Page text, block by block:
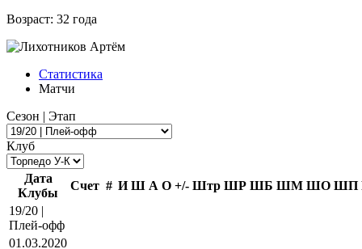
Возраст: 32 года
Статистика
Матчи
Сезон | Этап
Клуб
Дата
Клубы
Счет # И Ш А О +/- Штр ШР ШБ ШМ ШО ШП
19/20 |
Плей-офф
01.03.2020